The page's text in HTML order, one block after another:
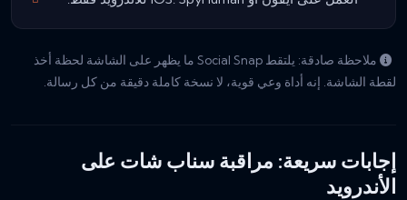
ملاحظة صادقة: يلتقط Social Snap ما يظهر على الشاشة لحظة أخذ
لقطة الشاشة. إنه أداة وعي قوية، لا نسخة كاملة دقيقة من كل رسالة.
إجابات سريعة: مراقبة سناب شات على
الأندرويد